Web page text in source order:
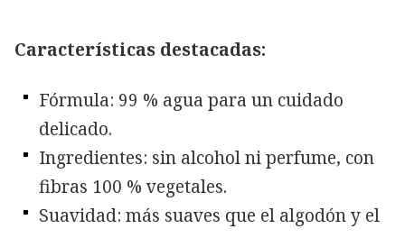
Características destacadas:
Fórmula: 99 % agua para un cuidado
delicado.
Ingredientes: sin alcohol ni perfume, con
fibras 100 % vegetales.
Suavidad: más suaves que el algodón y el